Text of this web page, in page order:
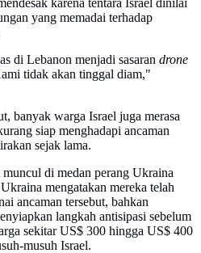
yang memadai terhadap
di Lebanon menjadi sasaran drone
tidak akan tinggal diam,"
banyak warga Israel juga merasa
siap menghadapi ancaman
sejak lama.
di medan perang Ukraina
mengatakan mereka telah
ancaman tersebut, bahkan
langkah antisipasi sebelum
sekitar US$ 300 hingga US$ 400
musuh Israel.